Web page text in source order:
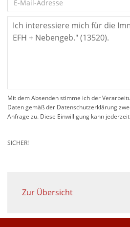
Mit dem Absenden stimme ich der
Daten gemäß der Datenschutzerklärung
Anfrage zu. Diese Einwilligung kann
SICHER!
Zur Übersicht